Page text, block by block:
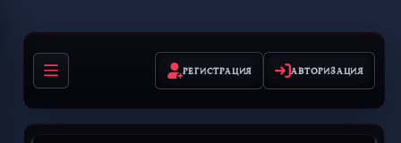
РЕГИСТРАЦИЯ АВТОРИЗАЦИЯ